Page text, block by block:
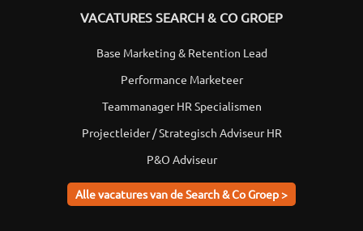
VACATURES SEARCH & CO GROEP
Base Marketing & Retention Lead
Performance Marketeer
Teammanager HR Specialismen
Projectleider / Strategisch Adviseur HR
P&O Adviseur
Alle vacatures van de Search & Co Groep >